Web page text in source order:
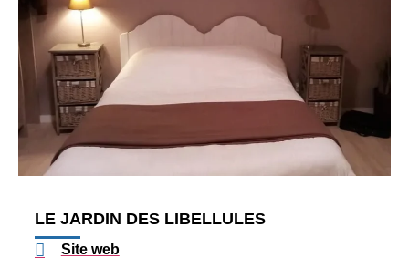
LE JARDIN DES LIBELLULES
Site web